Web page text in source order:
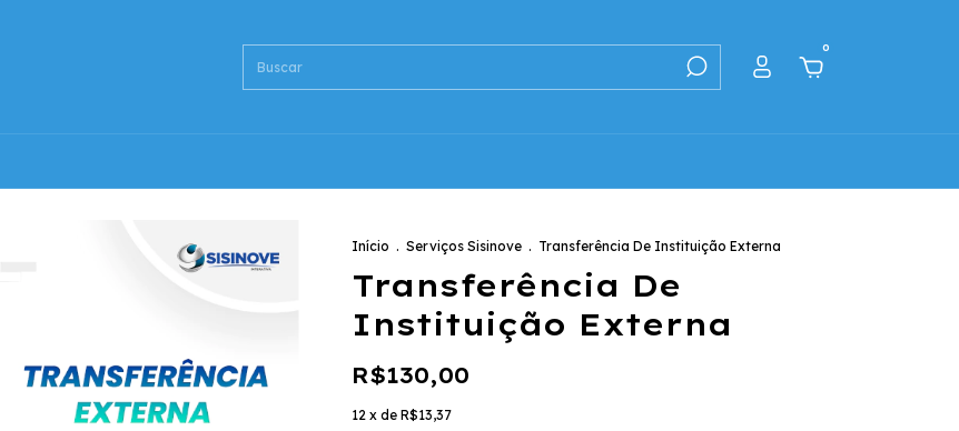
0
Início . Serviços Sisinove . Transferência De Instituição Externa
Transferência De
Instituição Externa
R$130,00
12 x de R$13,37